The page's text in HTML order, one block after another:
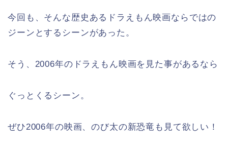
今回も、そんな歴史あるドラえもん映画ならではの
ジーンとするシーンがあった。
そう、2006年のドラえもん映画を見た事があるなら
ぐっとくるシーン。
ぜひ2006年の映画、のび太の新恐竜も見て欲しい！